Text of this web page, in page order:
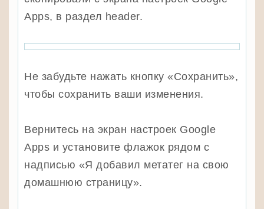
Apps, в раздел header.
Не забудьте нажать кнопку «Сохранить»,
чтобы сохранить ваши изменения.
Вернитесь на экран настроек Google
Apps и установите флажок рядом с
надписью «Я добавил метатег на свою
домашнюю страницу».